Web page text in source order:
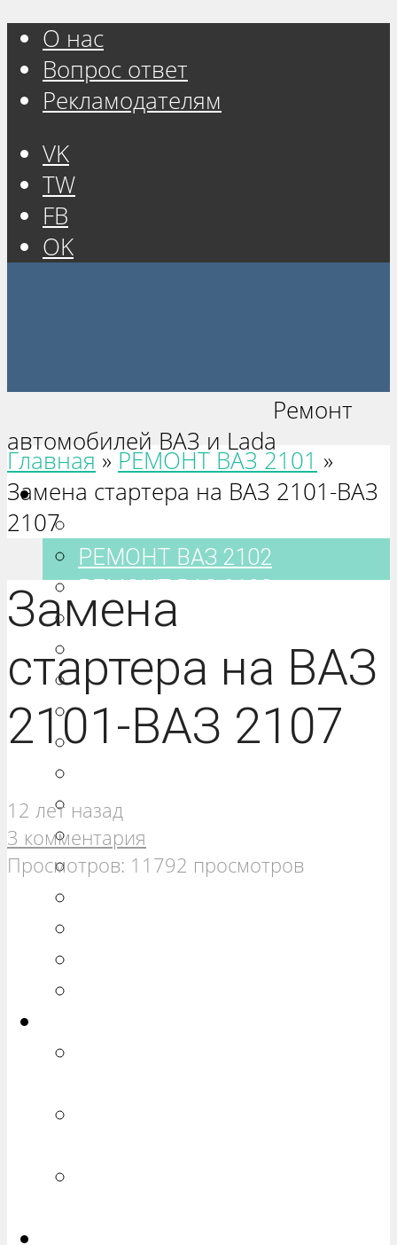
О нас
Вопрос ответ
Рекламодателям
VK
TW
FB
OK
Ремонт
автомобилей ВАЗ и Lada
Ваз 2101-2115
РЕМОНТ ВАЗ 2102
РЕМОНТ ВАЗ 2103
РЕМОНТ ВАЗ 2104
РЕМОНТ ВАЗ 2106
РЕМОНТ ВАЗ 2107
РЕМОНТ ВАЗ 2108
РЕМОНТ ВАЗ 21099
РЕМОНТ ВАЗ 2110
РЕМОНТ ВАЗ 2111
Главная » РЕМОНТ ВАЗ 2101 »
Замена стартера на ВАЗ 2101-ВАЗ
2107
Замена
стартера на ВАЗ
2101-ВАЗ 2107
12 лет назад
3 комментария
Просмотров: 11792 просмотров